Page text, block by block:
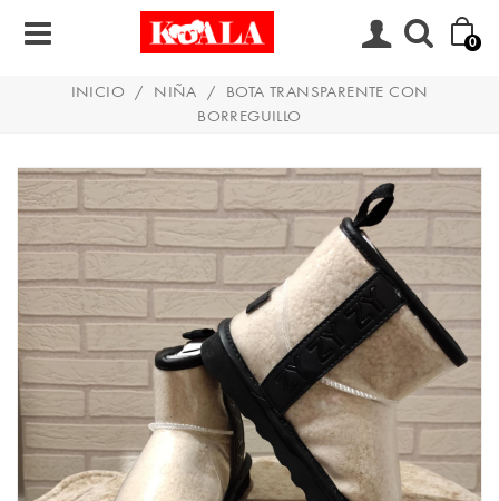
0
INICIO / NIÑA /
BOTA TRANSPARENTE CON
BORREGUILLO